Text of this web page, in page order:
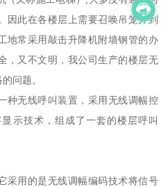
因此在各楼层上需要召唤吊笼开到
地常采用敲击升降机附墙钢管的办
，又不文明，我公司生产的楼层无
问题。
种无线呼叫装置，采用无线调幅控
示技术，组成了一套的楼层呼叫
采用的是无线调幅编码技术将信号